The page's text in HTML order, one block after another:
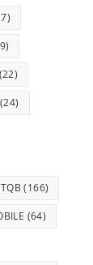
(22)
(24)
(166)
(64)